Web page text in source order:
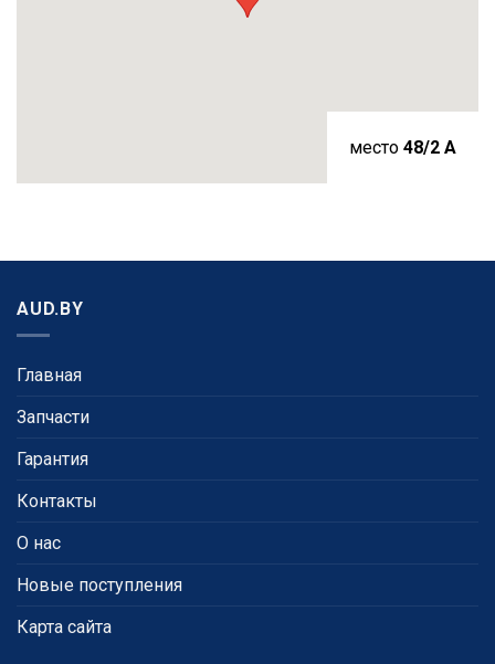
место 48/2 A
AUD.BY
Главная
Запчасти
Гарантия
Контакты
О нас
Новые поступления
Карта сайта